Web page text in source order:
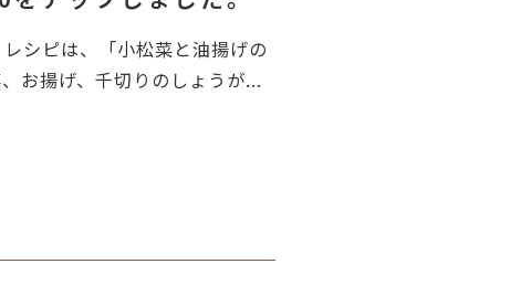
シピは、「小松菜と油揚げの
お揚げ、千切りのしょうが...